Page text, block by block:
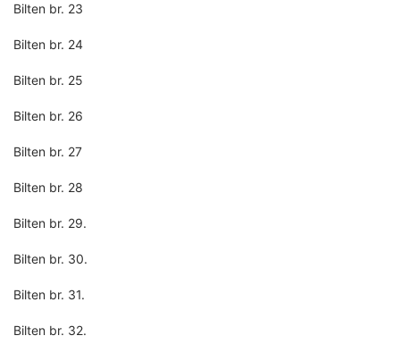
Bilten br. 23
Bilten br. 24
Bilten br. 25
Bilten br. 26
Bilten br. 27
Bilten br. 28
Bilten br. 29.
Bilten br. 30.
Bilten br. 31.
Bilten br. 32.